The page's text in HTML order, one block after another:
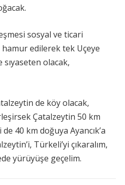
sosyal ve ticari
edilerek tek Uçeye
olacak,
de köy olacak,
Çatalzeytin 50 km
40 km doğuya Ayancık’a
Türkeli’yi çıkaralım,
yürüyüşe geçelim.